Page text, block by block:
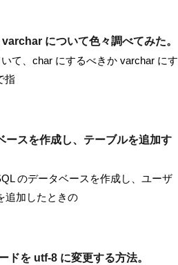
について色々調べてみた。
て、char にするべきか varchar にす
指
ースを作成し、テーブルを追加す
のデータベースを作成し、ユーザ
追加したときの
ドを utf-8 に変更する方法。